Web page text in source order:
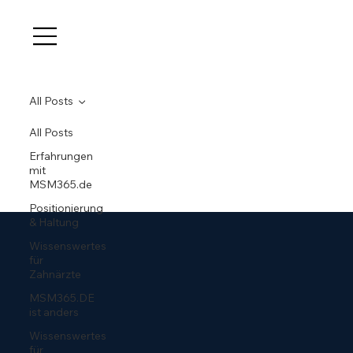
All Posts
Erfahrungen
mit
MSM365.de
Positionierung
& Haltung
Wissenswertes
für
Zahnärzte
MSM365.DE
ist anders
Wissenswertes
für
All Posts